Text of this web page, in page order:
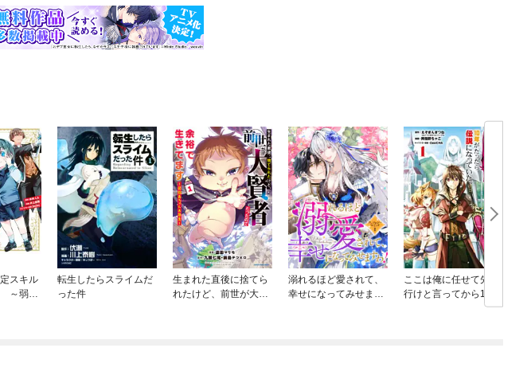
スキル
～弱小
転生したらスライムだ
った件
生まれた直後に捨てら
れたけど、前世が大賢
溺れるほど愛されて、
幸せになってみせます
ここは俺に任せて先に
行けと言ってから10年
がたったら伝説になっ